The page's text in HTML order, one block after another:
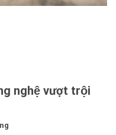
nghệ vượt trội